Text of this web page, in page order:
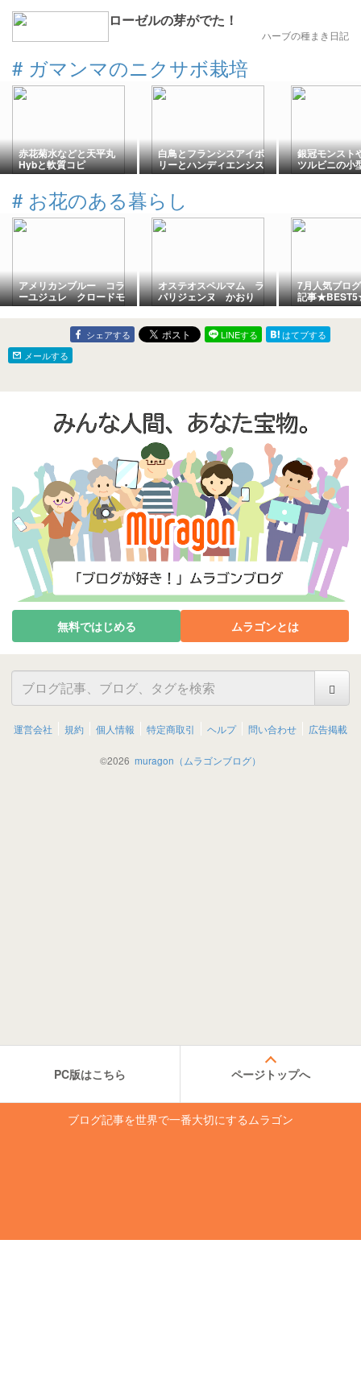
ローゼルの芽がでた！
ハーブの種まき日記
# ガマンマのニクサボ栽培
赤花菊水などと天平丸
Hybと軟質コピ
白鳥とフランシスアイボ
リーとハンディエンシス
銀冠モンスト
ツルビニの小
# お花のある暮らし
アメリカンブルー コラ
ーユジュレ クロードモ
ネ
オステオスペルマム ラ
パリジェンヌ かおり
7月人気ブロ
記事
から届いた、
贈り物
シェアする LINEする
はてブする
メールする
無料ではじめる ムラゴンとは
運営会社 規約 個人情報 特定商取引 ヘルプ 問い合わせ 広告掲載
©2026 muragon（ムラゴンブログ）
PC版はこちら ページトップへ
ブログ記事を世界で一番大切にするムラゴン